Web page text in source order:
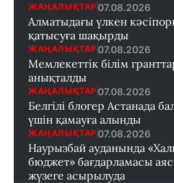
ЖАҢАЛЫҚТАР 07.08.2026
Алматыдағы үлкен
қатысуға шақырды
ЖАҢАЛЫҚТАР 07.08.2026
Мемлекеттік білім
анықталды
ЖАҢАЛЫҚТАР 07.08.2026
Белгілі блогер Астанада
үшін қамауға алынды
ЖАҢАЛЫҚТАР 07.08.2026
Наурызбай ауданында
бюджет» бағдарламасы
жүзеге асырылуда